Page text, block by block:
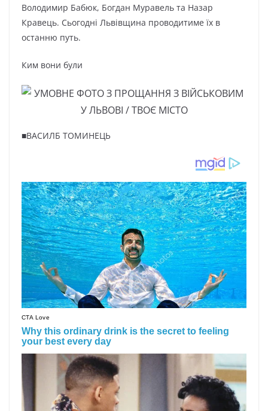
Володимир Бабюк, Богдан Муравель та Назар
Кравець. Сьогодні Львівщина проводитиме їх в
останню путь.
Ким вони були
■ВАСИЛБ ТОМИНЕЦЬ